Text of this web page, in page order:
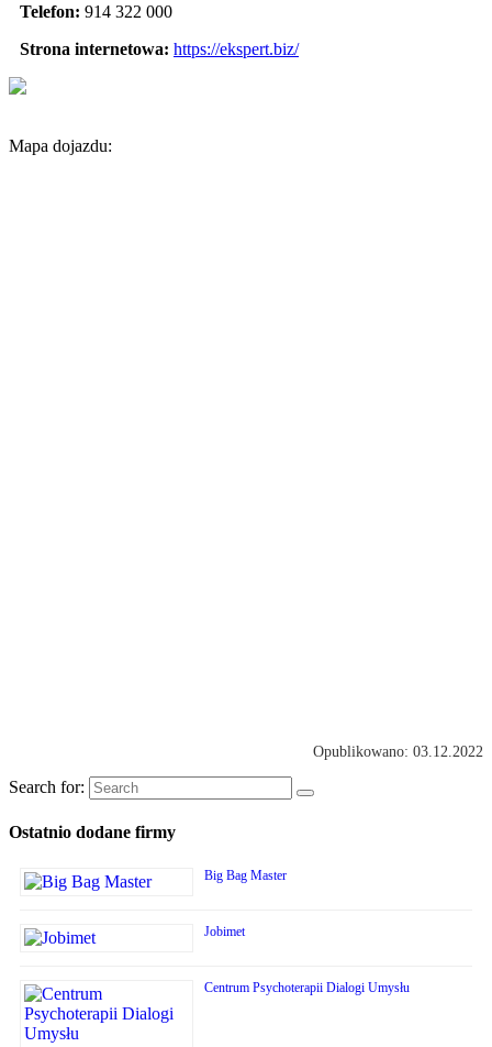
Telefon: 914 322 000
Strona internetowa: https://ekspert.biz/
Mapa dojazdu:
Opublikowano: 03.12.2022
Search for:
Ostatnio dodane firmy
Big Bag Master
Jobimet
Centrum Psychoterapii Dialogi Umysłu